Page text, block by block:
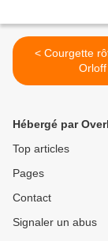
< Courgette rôtie façon
Orloff
Hébergé par
Top articles
Pages
Contact
Signaler un abus